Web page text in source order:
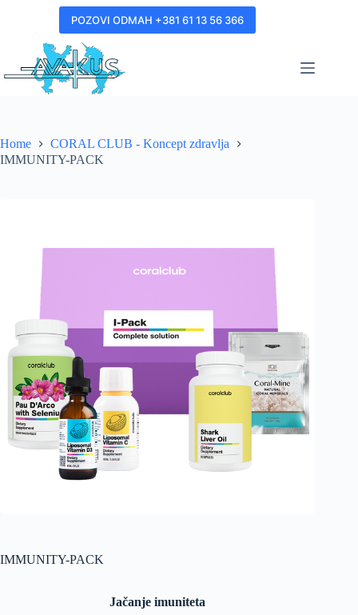
POZOVI ODMAH +381 61 13 56 366
Home
CORAL CLUB - Koncept zdravlja
IMMUNITY-PACK
IMMUNITY-PACK
Jačanje imuniteta